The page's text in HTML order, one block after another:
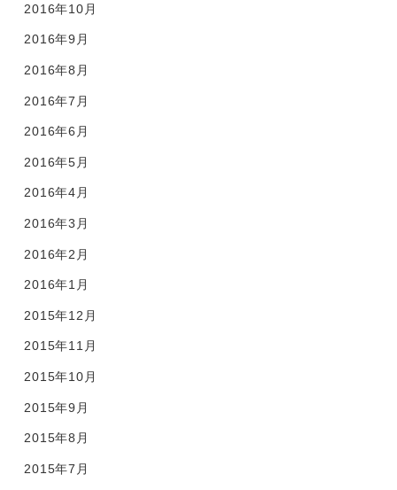
2016年10月
2016年9月
2016年8月
2016年7月
2016年6月
2016年5月
2016年4月
2016年3月
2016年2月
2016年1月
2015年12月
2015年11月
2015年10月
2015年9月
2015年8月
2015年7月